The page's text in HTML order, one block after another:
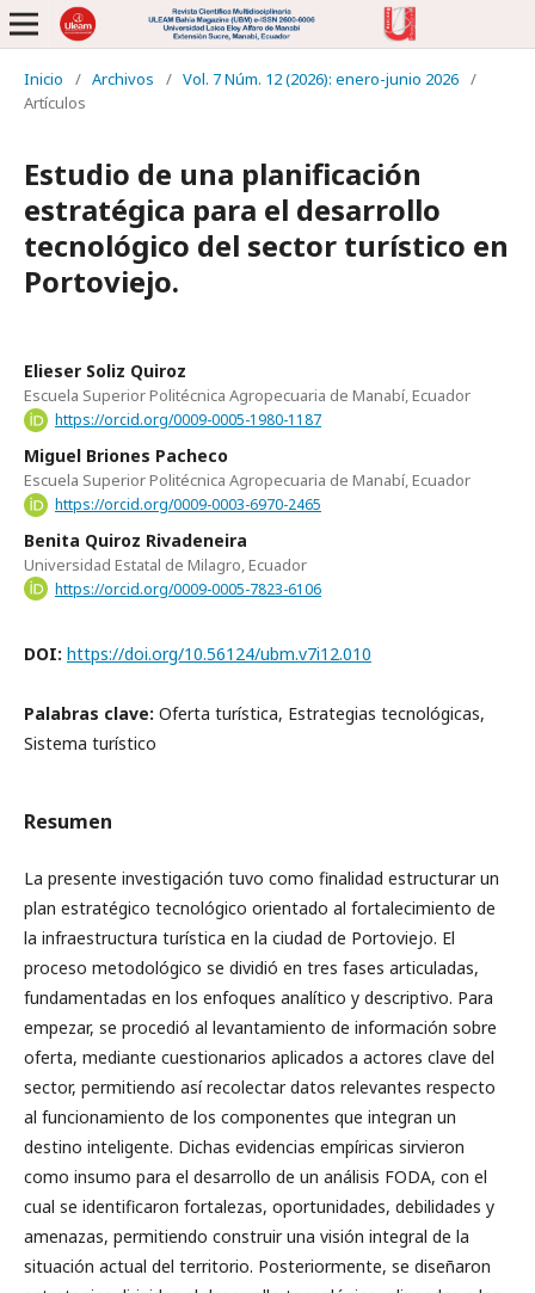
Inicio / Archivos / Vol. 7 Núm. 12 (2026): enero-junio 2026 /
Artículos
Estudio de una planificación
estratégica para el desarrollo
tecnológico del sector turístico en
Portoviejo.
Elieser Soliz Quiroz
Escuela Superior Politécnica Agropecuaria de Manabí, Ecuador
https://orcid.org/0009-0005-1980-1187
Miguel Briones Pacheco
Escuela Superior Politécnica Agropecuaria de Manabí, Ecuador
https://orcid.org/0009-0003-6970-2465
Benita Quiroz Rivadeneira
Universidad Estatal de Milagro, Ecuador
https://orcid.org/0009-0005-7823-6106
DOI: https://doi.org/10.56124/ubm.v7i12.010
Palabras clave: Oferta turística, Estrategias tecnológicas,
Sistema turístico
Resumen
La presente investigación tuvo como finalidad estructurar un
plan estratégico tecnológico orientado al fortalecimiento de
la infraestructura turística en la ciudad de Portoviejo. El
proceso metodológico se dividió en tres fases articuladas,
fundamentadas en los enfoques analítico y descriptivo. Para
empezar, se procedió al levantamiento de información sobre
oferta, mediante cuestionarios aplicados a actores clave del
sector, permitiendo así recolectar datos relevantes respecto
al funcionamiento de los componentes que integran un
destino inteligente. Dichas evidencias empíricas sirvieron
como insumo para el desarrollo de un análisis FODA, con el
cual se identificaron fortalezas, oportunidades, debilidades y
amenazas, permitiendo construir una visión integral de la
situación actual del territorio. Posteriormente, se diseñaron